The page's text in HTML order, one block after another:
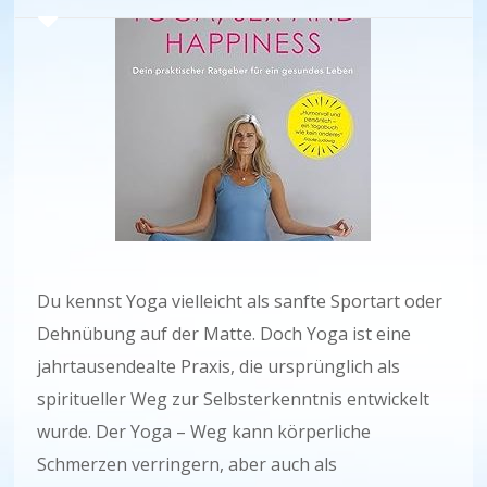
Du kennst Yoga vielleicht als sanfte Sportart oder
Dehnübung auf der Matte. Doch Yoga ist eine
jahrtausendealte Praxis, die ursprünglich als
spiritueller Weg zur Selbsterkenntnis entwickelt
wurde. Der Yoga – Weg kann körperliche
Schmerzen verringern, aber auch als